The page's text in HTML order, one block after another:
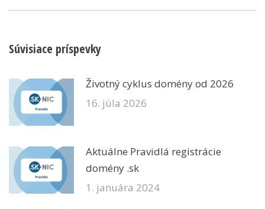
Súvisiace príspevky
Životný cyklus domény od 2026
16. júla 2026
Aktuálne Pravidlá registrácie
domény .sk
1. januára 2024